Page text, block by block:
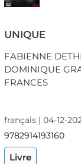
UNIQUE
FABIENNE
DOMINIQUE
FRANCES
français | 04-12-
9782914193160
Livre